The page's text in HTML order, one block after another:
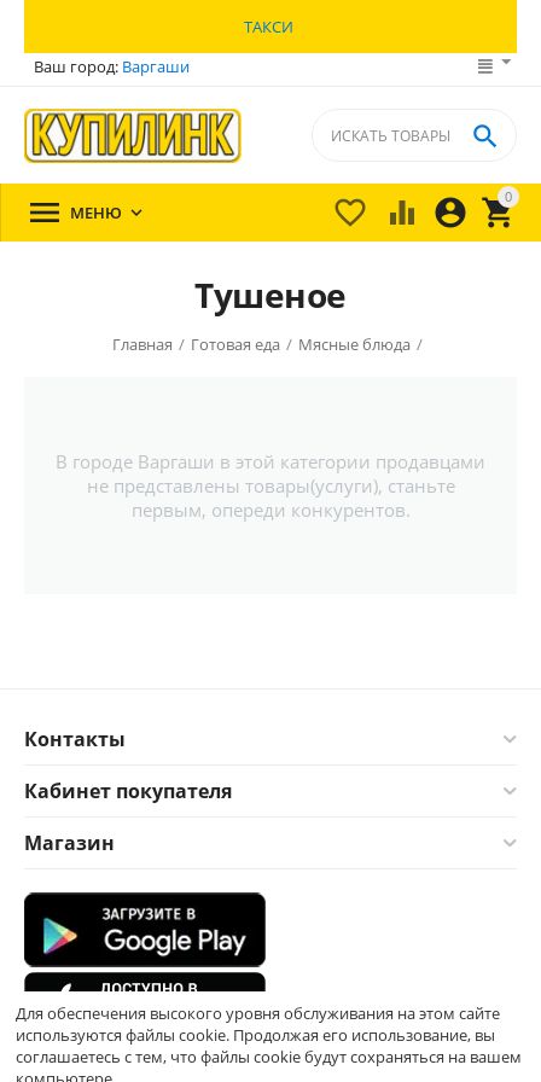
ТАКСИ
Ваш город: Варгаши
0


 

 МЕНЮ 
Тушеное
Главная / Готовая еда / Мясные блюда /
В городе Варгаши в этой категории продавцами
не представлены товары(услуги), станьте
первым, опереди конкурентов.
Контакты
Кабинет покупателя
Магазин
Для обеспечения высокого уровня обслуживания на этом сайте
используются файлы cookie. Продолжая его использование, вы
соглашаетесь с тем, что файлы cookie будут сохраняться на вашем